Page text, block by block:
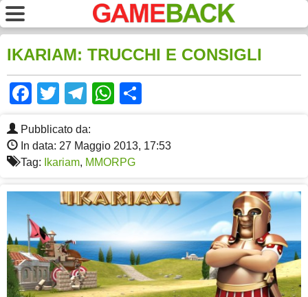
IKARIAM: TRUCCHI E CONSIGLI
Facebook
TwitterTelegram
WhatsApp
Pubblicato da:
In data: 27 Maggio 2013, 17:53
Tag:
Ikariam, MMORPG